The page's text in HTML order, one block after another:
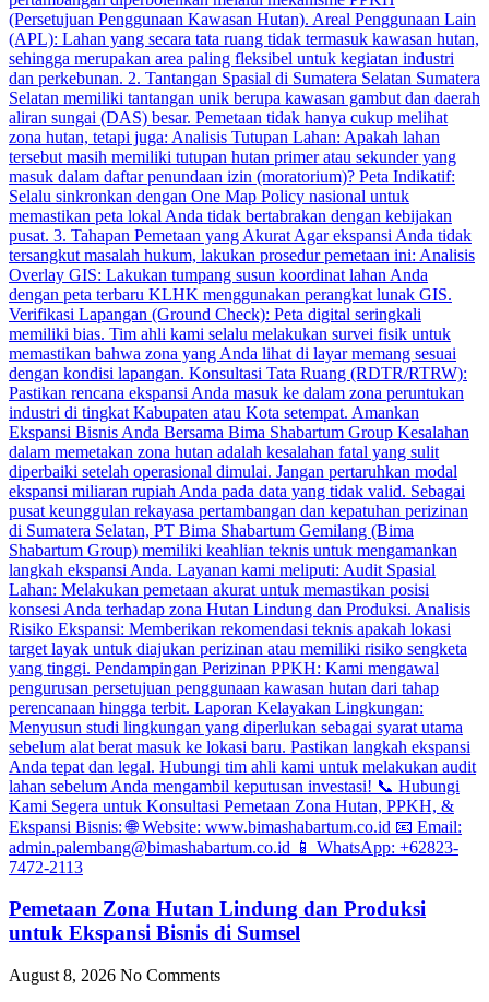
Pemetaan Zona Hutan Lindung dan Produksi
untuk Ekspansi Bisnis di Sumsel
August 8, 2026 No Comments